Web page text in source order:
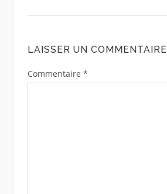
LAISSER UN COMMENTAIRE
Commentaire *